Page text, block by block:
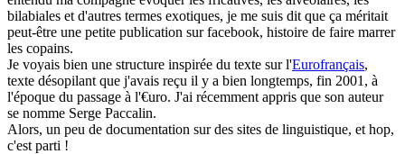
bilabiales et d'autres termes exotiques, je me suis dit que ça méritait
peut-être une petite publication sur facebook, histoire de faire marrer
les copains.
Je voyais bien une structure inspirée du texte sur l'Eurofrançais,
texte désopilant que j'avais reçu il y a bien longtemps, fin 2001, à
l'époque du passage à l'€uro. J'ai récemment appris que son auteur
se nomme Serge Paccalin.
Alors, un peu de documentation sur des sites de linguistique, et hop,
c'est parti !